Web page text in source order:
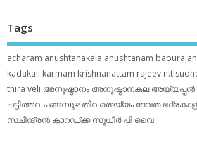
Tags
acharam anushtanakala anushtanam baburajan
kadakali karmam krishnanattam rajeev n.t
thira veli അനുഷ്ഠാനം അനുഷ്ഠാനകല അയ്യപ്പന്‍
പട്ടിത്തറ ചങ്ങമ്പുഴ തിറ തെയ്യം ദേവത
സചീന്ദ്രന്‍ കാറഡ്ക്ക സുധീര്‍ പി വൈ